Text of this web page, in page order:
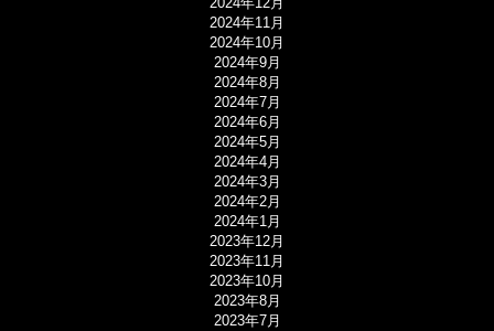
2024年11月
2024年10月
2024年9月
2024年8月
2024年7月
2024年6月
2024年5月
2024年4月
2024年3月
2024年2月
2024年1月
2023年12月
2023年11月
2023年10月
2023年8月
2023年7月